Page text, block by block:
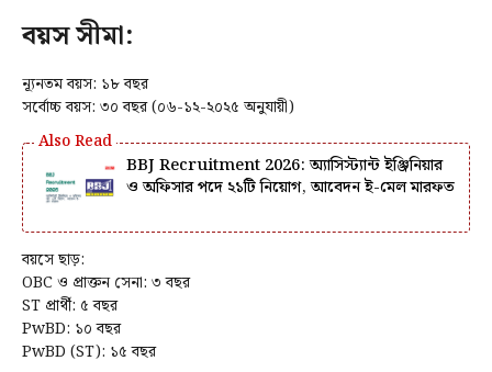
বয়স সীমা:
ন্যূনতম বয়স: ১৮ বছর
সর্বোচ্চ বয়স: ৩০ বছর (০৬-১২-২০২৫ অনুযায়ী)
BBJ Recruitment 2026: অ্যাসিস্ট্যান্ট ইঞ্জিনিয়ার
ও অফিসার পদে ২১টি নিয়োগ, আবেদন ই-মেল মারফত
বয়সে ছাড়:
OBC ও প্রাক্তন সেনা: ৩ বছর
ST প্রার্থী: ৫ বছর
PwBD: ১০ বছর
PwBD (ST): ১৫ বছর